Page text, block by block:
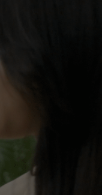
メイク
BBクリー